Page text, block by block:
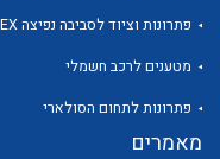
פתרונות וציוד לסביבה נפיצה EX
מטענים לרכב חשמלי
פתרונות לתחום הסולארי
מאמרים